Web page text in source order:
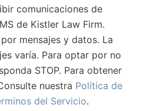
comunicaciones de
de Kistler Law Firm.
mensajes y datos. La
varía. Para optar por no
STOP. Para obtener
nuestra Política de
del Servicio.